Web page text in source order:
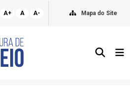
A+ A A- Mapa do Site